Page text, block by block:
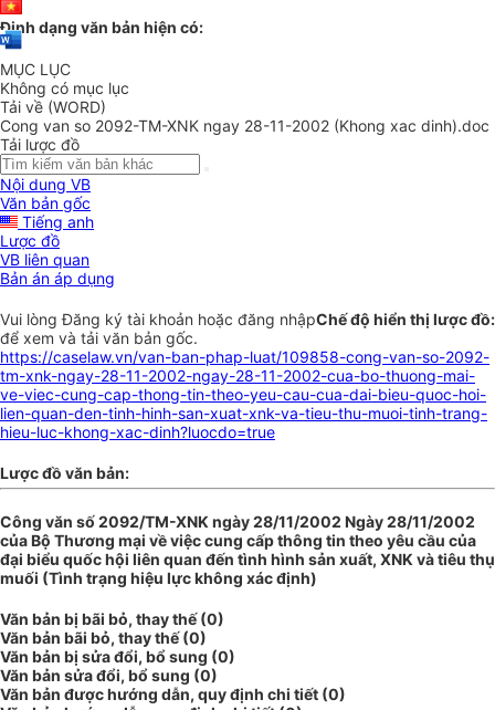
Định dạng văn bản hiện có:
MỤC LỤC
Không có mục lục
Tải về (WORD)
Cong van so 2092-TM-XNK ngay 28-11-2002 (Khong xac dinh).doc
Tải lược đồ
Nội dung VB
Văn bản gốc
Tiếng anh
Lược đồ
VB liên quan
Bản án áp dụng
Chế độ hiển thị lược đồ:
Vui lòngĐăng ký tài khoản hoặc đăng nhập
để xem và tải văn bản gốc.
https://caselaw.vn/van-ban-phap-luat/109858-cong-van-so-2092-
tm-xnk-ngay-28-11-2002-ngay-28-11-2002-cua-bo-thuong-mai-
ve-viec-cung-cap-thong-tin-theo-yeu-cau-cua-dai-bieu-quoc-hoi-
lien-quan-den-tinh-hinh-san-xuat-xnk-va-tieu-thu-muoi-tinh-trang-
hieu-luc-khong-xac-dinh?luocdo=true
Lược đồ văn bản:
Công văn số 2092/TM-XNK ngày 28/11/2002 Ngày 28/11/2002
của Bộ Thương mại về việc cung cấp thông tin theo yêu cầu của
đại biểu quốc hội liên quan đến tình hình sản xuất, XNK và tiêu thụ
muối (Tình trạng hiệu lực không xác định)
Văn bản bị bãi bỏ, thay thế (0)
Văn bản bãi bỏ, thay thế (0)
Văn bản bị sửa đổi, bổ sung (0)
Văn bản sửa đổi, bổ sung (0)
Văn bản được hướng dẫn, quy định chi tiết (0)